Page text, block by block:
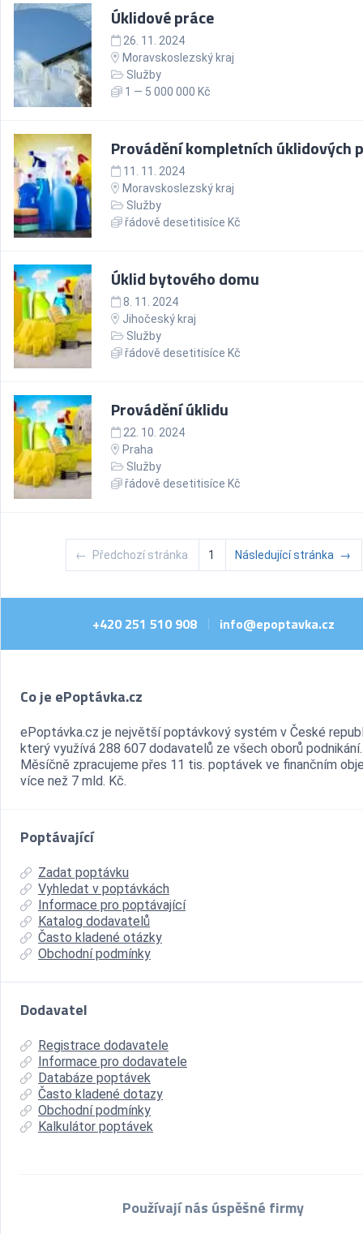
Úklidové práce
26. 11. 2024
Moravskoslezský kraj
Služby
1 — 5 000 000 Kč
Provádění kompletních úklidových
11. 11. 2024
Moravskoslezský kraj
Služby
řádově desetitisíce Kč
Úklid bytového domu
8. 11. 2024
Jihočeský kraj
Služby
řádově desetitisíce Kč
Provádění úklidu
22. 10. 2024
Praha
Služby
řádově desetitisíce Kč
← Předchozí stránka 1 Následující stránka →
+420 251 510 908 | info@epoptavka.cz
Co je ePoptávka.cz
ePoptávka.cz je největší poptávkový systém v České
který využívá 288 607 dodavatelů ze všech oborů podnikání.
Měsíčně zpracujeme přes 11 tis. poptávek ve finančním
více než 7 mld. Kč.
Poptávající
Zadat poptávku
Vyhledat v poptávkách
Informace pro poptávající
Katalog dodavatelů
Často kladené otázky
Obchodní podmínky
Dodavatel
Registrace dodavatele
Informace pro dodavatele
Databáze poptávek
Často kladené dotazy
Obchodní podmínky
Kalkulátor poptávek
Používají nás úspěšné firmy